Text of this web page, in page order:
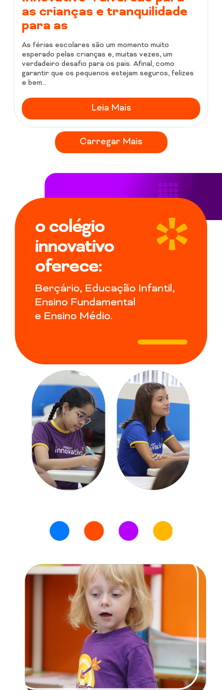
as crianças e tranquilidade
para as
As férias escolares são um momento muito
esperado pelas crianças e, muitas vezes, um
verdadeiro desafio para os pais. Afinal, como
garantir que os pequenos estejam seguros, felizes
e bem...
Leia Mais
Carregar Mais
o colégio
innovativo
oferece:
Berçário, Educação Infantil,
Ensino Fundamental
e Ensino Médio.